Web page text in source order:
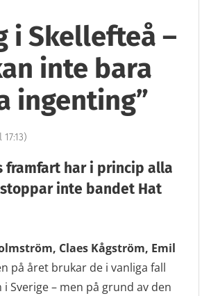
i Skellefteå –
inte bara
ingenting”
framfart har i princip alla
inte bandet Hat
Claes Kågström, Emil
på året brukar de i vanliga fall
Sverige – men på grund av den